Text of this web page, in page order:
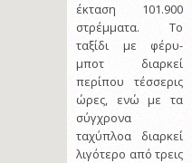
έκταση 101.900
στρέμματα. Το
ταξίδι με φέρυ-
μποτ διαρκεί
περίπου τέσσερις
ώρες, ενώ με τα
σύγχρονα
ταχύπλοα διαρκεί
λιγότερο από τρεις